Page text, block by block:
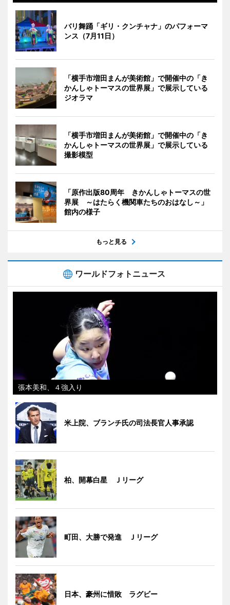
バリ舞踊「ギリ・クンチャナ」のパフォーマ
ンス（7月11日）
「横手市増田まんが美術館」で開催中の「き
かんしゃトーマスの世界展」で展示している
ジオラマ
「横手市増田まんが美術館」で開催中の「き
かんしゃトーマスの世界展」で展示している
撮影模型
「原作出版80周年 きかんしゃトーマスの世
界展 ～はたらく機関車たちのおはなし～」
館内の様子
もっと見る
ワールドフォトニュース
張本美和、４強入り
米上院、ブランチ氏の司法長官人事承認
柏、開幕白星 Ｊリーグ
町田、大勝で発進 Ｊリーグ
日本、豪州に惜敗 ラグビー